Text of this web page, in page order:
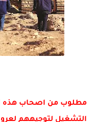
مطلوب من اصحاب هذه
التشغيل لتوجيههم